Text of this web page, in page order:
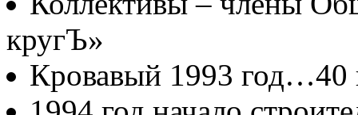
кругЪ»
Кровавый 1993